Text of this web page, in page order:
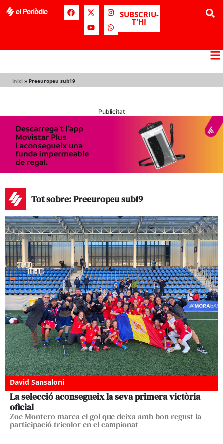
SUBSCRIU-
T'HI
Inici » Preeuropeu sub19
Publicitat
Tot sobre: Preeuropeu sub19
David Sansaloni
La selecció aconsegueix la seva primera victòria
oficial
Zoe Montero marca el gol que deixa amb bon regust la
participació tricolor en el campionat